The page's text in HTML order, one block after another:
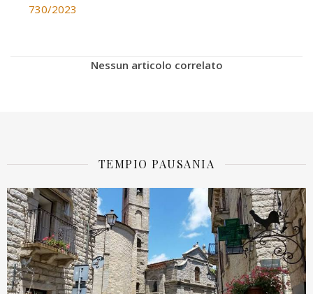
730/2023
Nessun articolo correlato
TEMPIO PAUSANIA